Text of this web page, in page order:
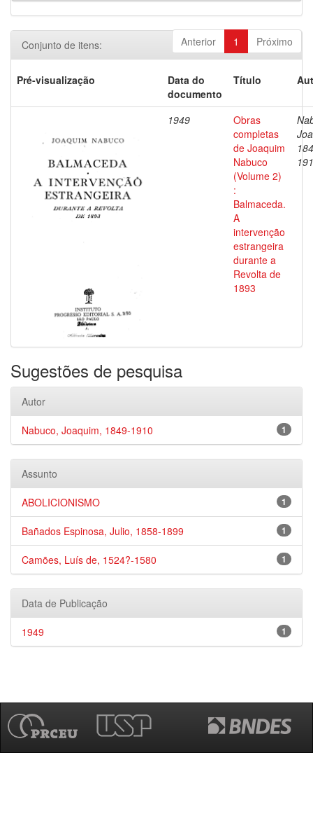
Anterior 1 Próximo
Conjunto de itens:
Pré-visualização
Data do
documento
Título
1949
Obras
completas
de Joaquim
Nabuco
(Volume 2)
:
Balmaceda.
A
intervenção
estrangeira
durante a
Revolta de
1893
Sugestões de pesquisa
Autor
1
Nabuco, Joaquim, 1849-1910
Assunto
1
ABOLICIONISMO
1
Bañados Espinosa, Julio, 1858-1899
1
Camões, Luís de, 1524?-1580
Data de Publicação
1
1949